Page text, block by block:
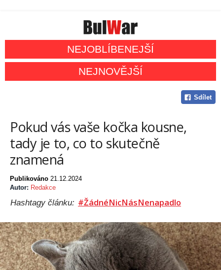
NEJOBLÍBENEJŠÍ
NEJNOVĚJŠÍ
Sdílet
Pokud vás vaše kočka kousne,
tady je to, co to skutečně
znamená
Publikováno 21.12.2024
Autor: Redakce
Hashtagy článku: #ŽádnéNicNásNenapadlo